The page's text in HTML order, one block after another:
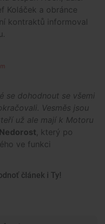
Koláček a obránce
kontraktů informoval
se dohodnout se všemi
Vesměs jsou
už ale mají k Motoru
, který po
ve funkci
článek i Ty!